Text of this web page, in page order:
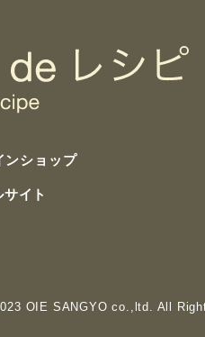
ンショップ
イト
OIE SANGYO co.,ltd. All